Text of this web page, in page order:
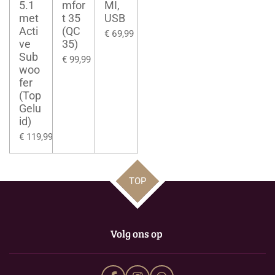
5.1
met
Acti
ve
Sub
woo
fer
(Top
Gelu
id)
€ 119,99
mfor
t 35
(QC
35)
€ 99,99
MI,
USB
€ 69,99
TOP
Volg ons op